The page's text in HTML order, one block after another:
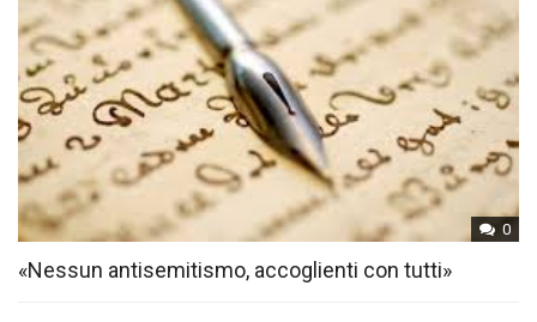
0
«Nessun antisemitismo, accoglienti con tutti»